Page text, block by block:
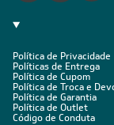
Política de Privacidade
Políticas de Entrega
Política de Cupom
Política de Troca e
Política de Garantia
Política de Outlet
Código de Conduta